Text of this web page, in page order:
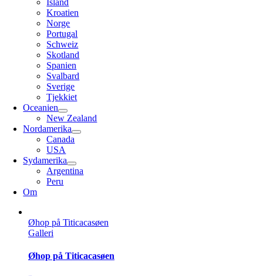
Island
Kroatien
Norge
Portugal
Schweiz
Skotland
Spanien
Svalbard
Sverige
Tjekkiet
Oceanien
New Zealand
Nordamerika
Canada
USA
Sydamerika
Argentina
Peru
Om
Øhop på Titicacasøen
Galleri
Øhop på Titicacasøen